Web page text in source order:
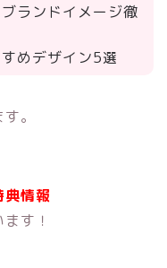
ランドイメージ徹
めデザイン5選
。
典情報
す！